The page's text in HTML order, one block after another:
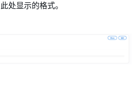
处显示的格式。